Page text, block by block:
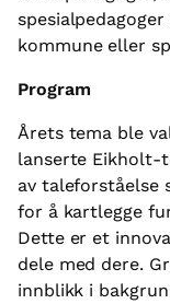
kommune eller
Program
Årets tema ble
lanserte Eikholt-
av taleforståelse
for å kartlegge
Dette er et
dele med dere.
innblikk i